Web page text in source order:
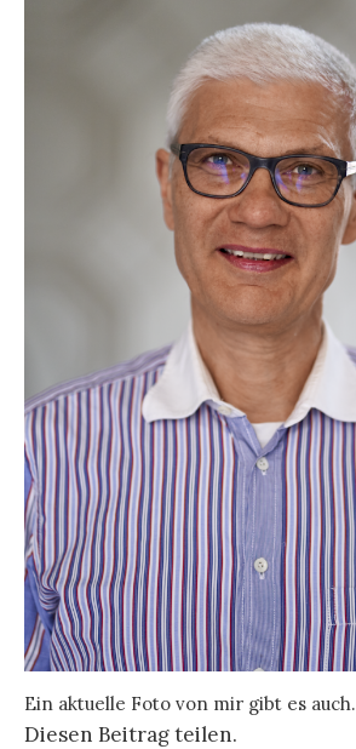
Ein aktuelle Foto von mir gibt es auch.
Diesen Beitrag teilen.